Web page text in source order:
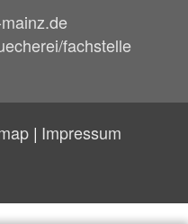
fachstelle
Impressum